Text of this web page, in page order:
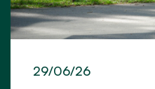
29/06/26